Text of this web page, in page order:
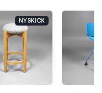
NYSKICK